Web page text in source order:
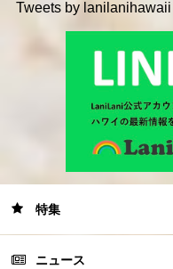
Tweets by lanilanihawaii
特集
ニュース